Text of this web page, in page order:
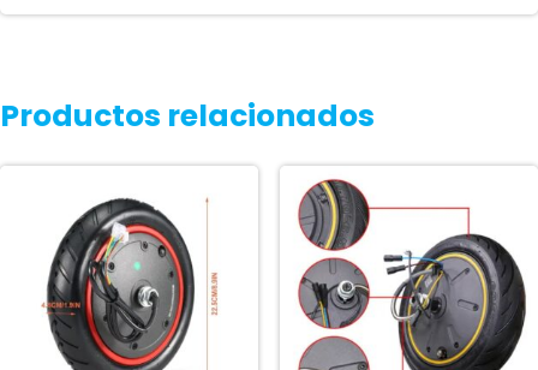
Productos relacionados